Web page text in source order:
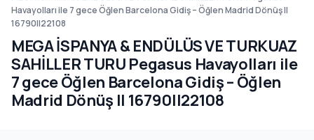
Havayolları ile 7 gece Öğlen Barcelona Gidiş – Öğlen Madrid Dönüş ||
16790||22108
MEGA İSPANYA & ENDÜLÜS VE TURKUAZ
SAHİLLER TURU Pegasus Havayolları ile
7 gece Öğlen Barcelona Gidiş – Öğlen
Madrid Dönüş || 16790||22108